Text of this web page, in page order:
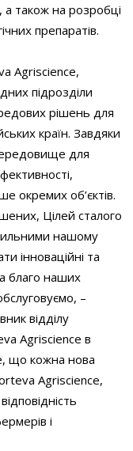
також на розробці
препаратів.
Agriscience,
підрозділи
рішень для
країн. Завдяки
для
окремих об’єктів.
Цілей сталого
нашому
інноваційні та
благо наших
–
відділу
Agriscience в
що кожна нова
Agriscience,
і